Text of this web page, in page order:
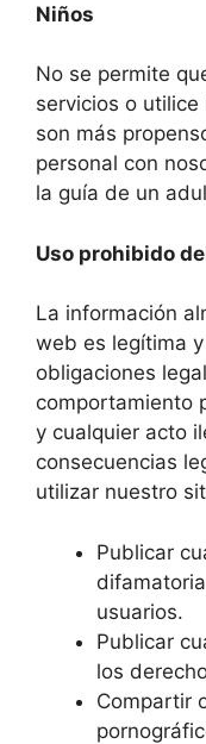
Niños
No se permite
servicios o
son más
personal con
la guía de un
Uso prohibido
La información
web es legítima
obligaciones
comportamiento
y cualquier acto
consecuencias
utilizar nuestro
Publicar
usuarios.
Publicar
los
Compartir